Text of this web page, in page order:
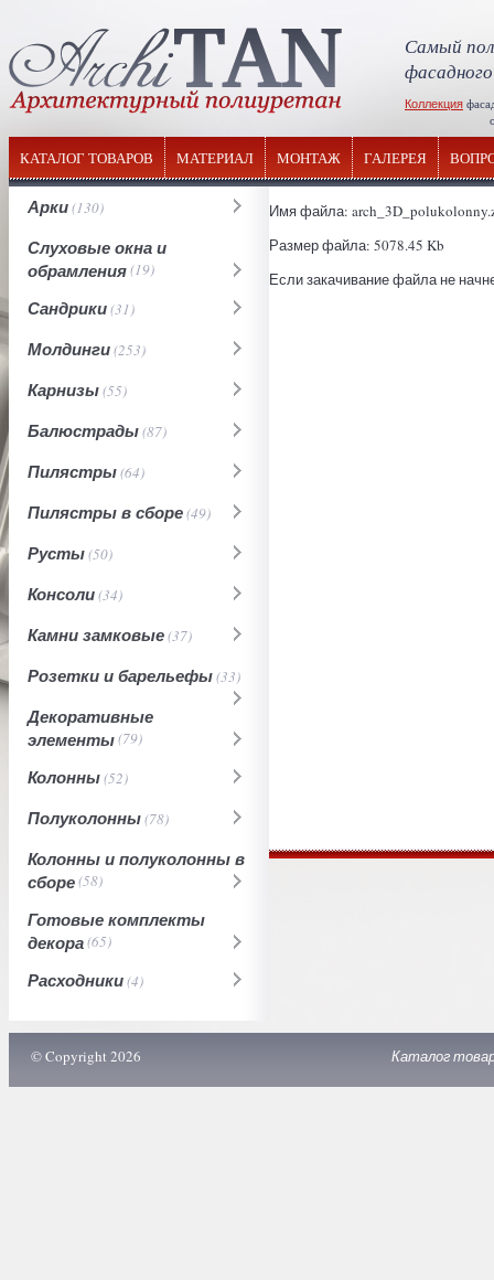
Самый
Коллекция
КАТАЛОГ ТОВАРОВ МАТЕРИАЛ МОНТАЖ ГАЛЕРЕЯ
Арки(130)
Слуховые окна и
обрамления(19)
Сандрики(31)
Молдинги(253)
Карнизы(55)
Балюстрады(87)
Пилястры(64)
Пилястры в сборе(49)
Русты(50)
Консоли(34)
Камни замковые(37)
Розетки и барельефы(33)
Декоративные
элементы(79)
Колонны(52)
Полуколонны(78)
Колонны и полуколонны в
сборе(58)
Готовые комплекты
декора(65)
Расходники(4)
Имя файла:
Размер файла: 5078.45 Kb
Если закачивание файла не
© Copyright 2026 Каталог